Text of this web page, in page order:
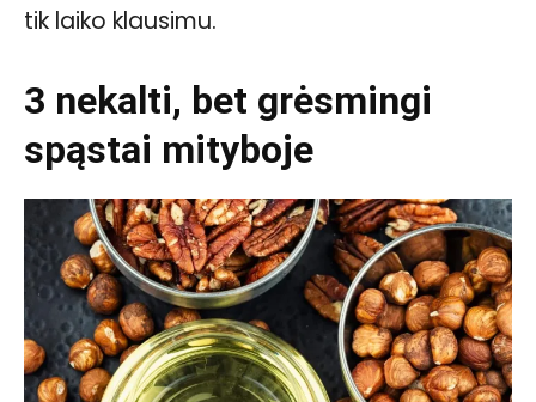
tik laiko klausimu.
3 nekalti, bet grėsmingi
spąstai mityboje